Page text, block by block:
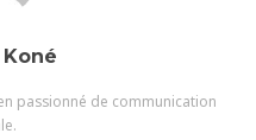
passionné de communication